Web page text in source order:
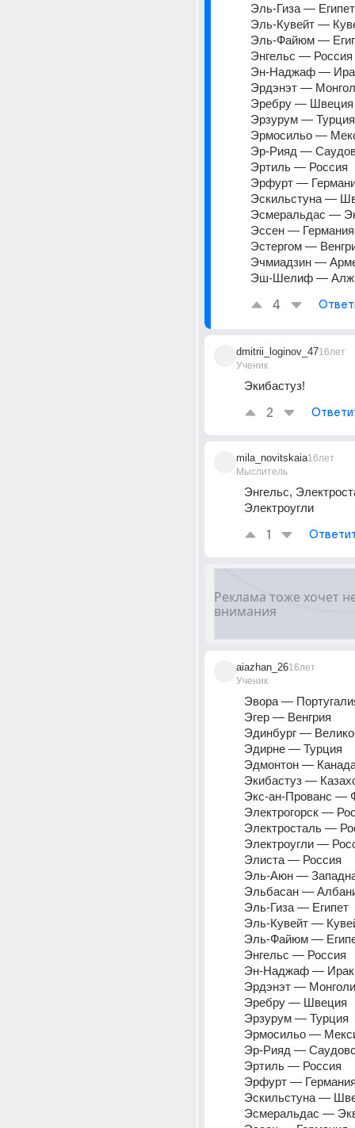
Эль-Гиза —
Эль-Кувейт —
Эль-Файюм —
Энгельс — Россия
Эн-Наджаф —
Эрдэнэт —
Эребру —
Эрзурум —
Эрмосильо —
Эр-Рияд —
Эртиль — Россия
Эрфурт —
Эскильстуна —
Эсмеральдас —
Эссен —
Эстергом —
Эчмиадзин —
Эш-Шелиф —
4
dmitrii_loginov_47
Ученик
16лет
Экибастуз!
2
mila_novitskaia
Мыслитель
16лет
Энгельс,
Электроугли
1
aiazhan_26
Ученик
16лет
Эвора —
Эгер — Венгрия
Эдинбург —
Эдирне — Турция
Эдмонтон —
Экибастуз —
Экс-ан-Прованс —
Электрогорск —
Электросталь —
Электроугли —
Элиста — Россия
Эль-Аюн —
Эльбасан —
Эль-Гиза — Египет
Эль-Кувейт —
Эль-Файюм —
Энгельс — Россия
Эн-Наджаф —
Эрдэнэт —
Эребру — Швеция
Эрзурум — Турция
Эрмосильо —
Эр-Рияд —
Эртиль — Россия
Эрфурт —
Эскильстуна —
Эсмеральдас —